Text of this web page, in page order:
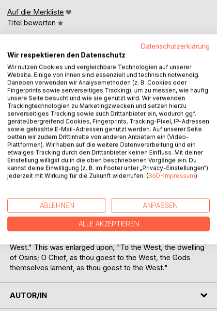
Auf die Merkliste
Titel bewerten
BESCHREIBUNG
The Egyptians have always been deeply impressed by the
fact of human mortality, and much of their religious belief
and religious ritual is taken up with the rites of burial, and
detailed doctrines as to the experience of the soul after
parting from the body. Their elaborate embalming of the
dead springs from the desire to keep the mortal tenement
Dead is a full series of prayers, songs, and incantations to
be employed at funerals, and by the individual in his journey
beyond the tomb. The funeral procession was a very noisy
company; lamentations were heard through its whole
West." This was enlarged upon, "To the West, the dwelling
of Osiris; O Chief, as thou goest to the West, the Gods
themselves lament, as thou goest to the West."
AUTOR/IN
Datenschutzerklärung
Wir respektieren den Datenschutz
Wir nutzen Cookies und vergleichbare Technologien auf unserer
Website. Einige von ihnen sind essenziell und technisch notwendig.
Daneben verwenden wir Analysemethoden (z. B. Cookies oder
Fingerprints sowie serverseitiges Tracking), um zu messen, wie häufig
unsere Seite besucht und wie sie genutzt wird. Wir verwenden
Trackingtechnologien zu Marketingzwecken und setzen hierzu
serverseitiges Tracking sowie auch Drittanbieter ein, wodurch ggf.
geräteübergreifend Cookies, Fingerprints, Tracking-Pixel, IP-Adressen
sowie gehashte E-Mail-Adressen genutzt werden. Auf unserer Seite
betten wir zudem Drittinhalte von anderen Anbietern ein (Video-
Plattformen). Wir haben auf die weitere Datenverarbeitung und ein
etwaiges Tracking durch den Drittanbieter keinen Einfluss. Mit deiner
Einstellung willigst du in die oben beschriebenen Vorgänge ein. Du
kannst deine Einwilligung (z. B. im Footer unter „Privacy-Einstellungen“)
jederzeit mit Wirkung für die Zukunft widerrufen. (BoD-Impressum)
ABLEHNEN ANPASSEN
ALLE AKZEPTIEREN